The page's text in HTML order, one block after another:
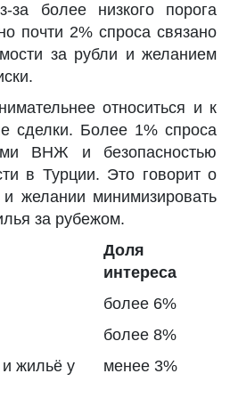
за более низкого порога
почти 2% спроса связано
за рубли и желанием
относиться и к
сделки. Более 1% спроса
ВНЖ и безопасностью
в Турции. Это говорит о
и желании минимизировать
за рубежом.
Доля
интереса
более 6%
более 8%
жильё у
менее 3%